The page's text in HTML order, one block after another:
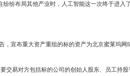
纷布局其他产业时，人工智能这一次终于进入
，宣布重大资产重组的标的资产为北京蜜莱坞
交易对方包括标的公司的创始人股东、员工持